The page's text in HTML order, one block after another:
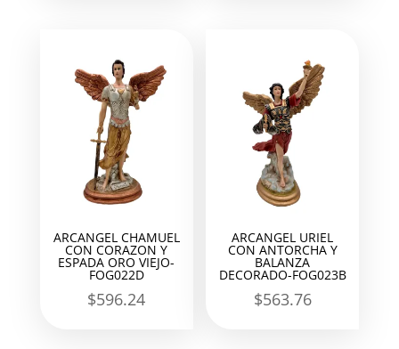
ARCANGEL CHAMUEL
CON CORAZON Y
ESPADA ORO VIEJO-
FOG022D
$596.24
ARCANGEL URIEL
CON ANTORCHA Y
BALANZA
DECORADO-FOG023B
$563.76